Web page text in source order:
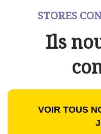
STORES
Ils
VOIR TOUS